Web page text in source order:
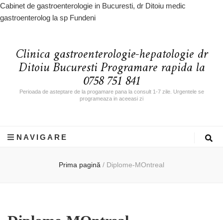
Cabinet de gastroenterologie in Bucuresti, dr Ditoiu medic
gastroenterolog la sp Fundeni
Clinica gastroenterologie-hepatologie dr
Ditoiu Bucuresti Programare rapida la
0758 751 841
Perioada de asteptare de la progamare pana la consult 1-7 zile. Urgentele se
programeaza in aceeasi zi
NAVIGARE
Prima pagină / Diplome-MOntreal